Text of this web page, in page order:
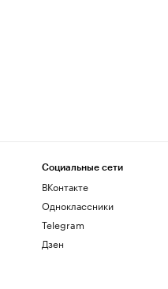
Социальные сети
ВКонтакте
Одноклассники
Telegram
Дзен